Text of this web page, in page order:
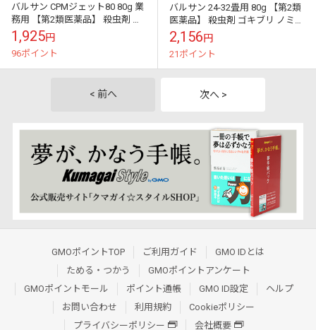
バルサン CPMジェット80 80g 業
務用 【第2類医薬品】 殺虫剤 ゴ
キブリ ダニ ノミ トコジラミ 駆
除 退治
1,925円
96ポイント
バルサン 24-32畳用 80g 【第2類
医薬品】 殺虫剤 ゴキブリ ノミ
イエダニ トコジラミ 屋内塵性ダ
ニ類 ハエ成虫 蚊成虫
2,156円
21ポイント
< 前へ 次へ >
GMOポイントTOP ご利用ガイド
GMO IDとは
ためる・つかう
GMOポイントアンケート
GMOポイントモール
ポイント通帳 GMO ID設定
ヘルプ
お問い合わせ
利用規約
Cookieポリシー
プライバシーポリシー
会社概要